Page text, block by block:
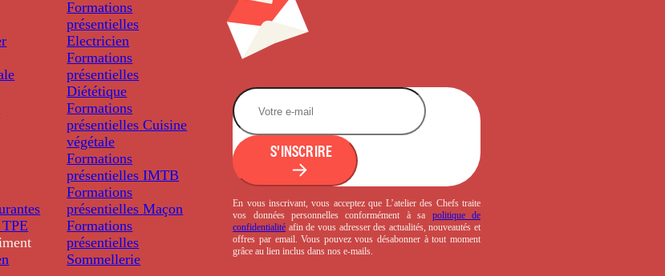
Formations
présentielles
Electricien
Formations
présentielles
Diététique
Formations
présentielles Cuisine
végétale
Formations
présentielles IMTB
Formations
présentielles Maçon
Formations
présentielles
Sommellerie
S'INSCRIRE
En vous inscrivant, vous acceptez que L’atelier des Chefs traite
vos données personnelles conformément à sa politique de
confidentialité afin de vous adresser des actualités, nouveautés et
offres par email. Vous pouvez vous désabonner à tout moment
grâce au lien inclus dans nos e-mails.